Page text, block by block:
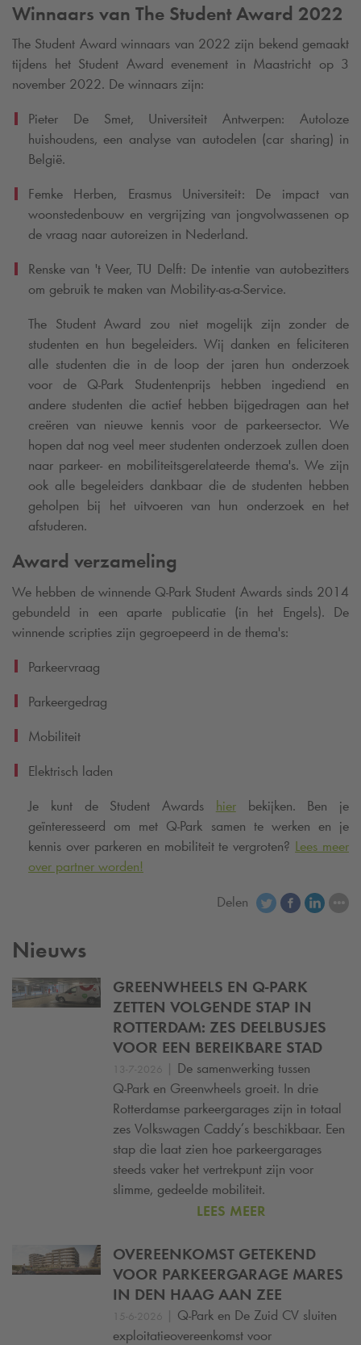
Winnaars van The Student Award 2022
The Student Award winnaars van 2022 zijn bekend gemaakt
tijdens het Student Award evenement in Maastricht op 3
november 2022. De winnaars zijn:
Pieter De Smet, Universiteit Antwerpen: Autoloze
huishoudens, een analyse van autodelen (car sharing) in
België.
Femke Herben, Erasmus Universiteit: De impact van
woonstedenbouw en vergrijzing van jongvolwassenen op
de vraag naar autoreizen in Nederland.
Renske van 't Veer, TU Delft: De intentie van autobezitters
om gebruik te maken van Mobility-as-a-Service.
The Student Award zou niet mogelijk zijn zonder de
studenten en hun begeleiders. Wij danken en feliciteren
alle studenten die in de loop der jaren hun onderzoek
voor de Q-Park Studentenprijs hebben ingediend en
andere studenten die actief hebben bijgedragen aan het
creëren van nieuwe kennis voor de parkeersector. We
hopen dat nog veel meer studenten onderzoek zullen doen
naar parkeer- en mobiliteitsgerelateerde thema's. We zijn
ook alle begeleiders dankbaar die de studenten hebben
geholpen bij het uitvoeren van hun onderzoek en het
afstuderen.
Award verzameling
We hebben de winnende Q-Park Student Awards sinds 2014
gebundeld in een aparte publicatie (in het Engels). De
winnende scripties zijn gegroepeerd in de thema's:
Parkeervraag
Parkeergedrag
Mobiliteit
Elektrisch laden
Je kunt de Student Awards hierbekijken. Ben je
geïnteresseerd om met Q-Park samen te werken en je
kennis over parkeren en mobiliteit te vergroten? Lees meer
over partner worden!
Delen
Nieuws
GREENWHEELS EN Q-PARK
ZETTEN VOLGENDE STAP IN
ROTTERDAM: ZES DEELBUSJES
VOOR EEN BEREIKBARE STAD
13-7-2026 | De samenwerking tussen
Q-Park en Greenwheels groeit. In drie
Rotterdamse parkeergarages zijn in totaal
zes Volkswagen Caddy’s beschikbaar. Een
stap die laat zien hoe parkeergarages
steeds vaker het vertrekpunt zijn voor
slimme, gedeelde mobiliteit.
LEES MEER
OVEREENKOMST GETEKEND
VOOR PARKEERGARAGE MARES
IN DEN HAAG AAN ZEE
15-6-2026 | Q-Park en De Zuid CV sluiten
exploitatieovereenkomst voor